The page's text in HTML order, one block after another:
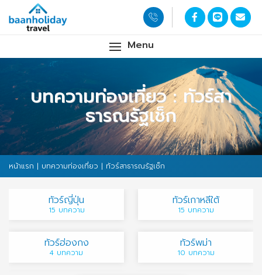
Menu
บทความท่องเที่ยว : ทัวร์สา
ธารณรัฐเช็ก
หน้าแรก | บทความท่องเที่ยว | ทัวร์สาธารณรัฐเช็ก
ทัวร์ญี่ปุ่น
15 บทความ
ทัวร์เกาหลีใต้
15 บทความ
ทัวร์ฮ่องกง
4 บทความ
ทัวร์พม่า
10 บทความ